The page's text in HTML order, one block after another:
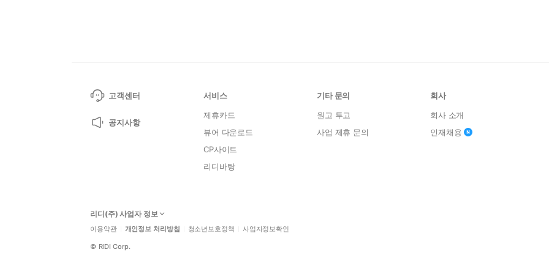
고객센터
공지사항
서비스
제휴카드
뷰어 다운로드
CP사이트
리디바탕
기타 문의
원고 투고
사업 제휴 문의
회사
회사 소개
인재채용
리디(주) 사업자 정보
이용약관 개인정보 처리방침 청소년보호정책 사업자정보확인
© RIDI Corp.